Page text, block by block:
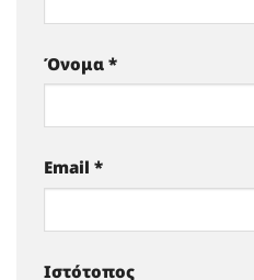
Όνομα *
Email *
Ιστότοπος